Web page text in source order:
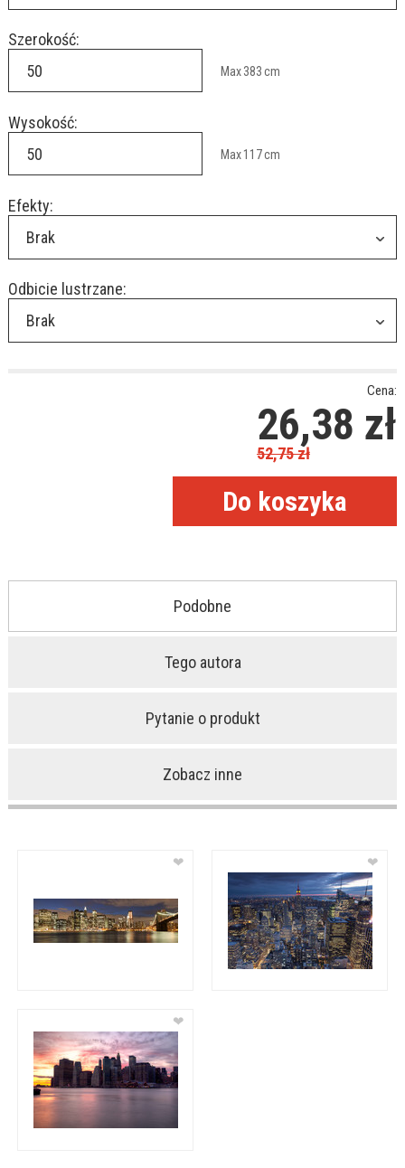
Szerokość:
Max383cm
Wysokość:
Max117cm
Efekty:
Brak
Odbicie lustrzane:
Brak
Cena:
26,38 zł
52,75zł
Podobne
Tego autora
Pytanie o produkt
Zobacz inne
❤ ❤
❤